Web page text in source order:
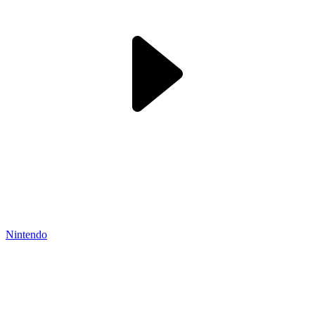
Nintendo